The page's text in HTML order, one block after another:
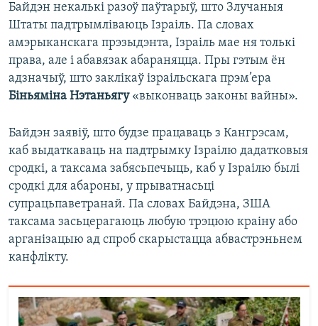
Байдэн некалькі разоў паўтарыў, што Злучаныя
Штаты падтрымліваюць Ізраіль. Па словах
амэрыканскага прэзыдэнта, Ізраіль мае ня толькі
права, але і абавязак абараняцца. Пры гэтым ён
адзначыў, што заклікаў ізраільскага прэм’ера
Біньяміна Нэтаньягу «выконваць законы вайны».
Байдэн заявіў, што будзе працаваць з Кангрэсам,
каб выдаткаваць на падтрымку Ізраілю дадатковыя
сродкі, а таксама забясьпечыць, каб у Ізраілю былі
сродкі для абароны, у прыватнасьці
супрацьпаветранай. Па словах Байдэна, ЗША
таксама засьцерагаюць любую трэцюю краіну або
арганізацыю ад спроб скарыстацца абвастрэньнем
канфлікту.